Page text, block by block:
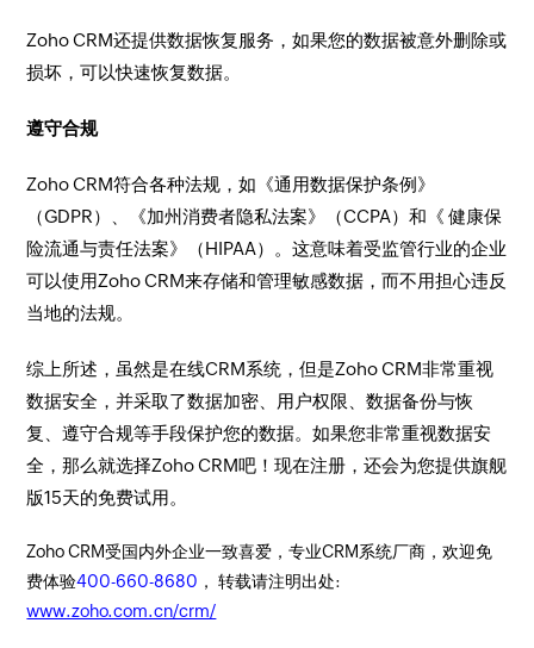
Zoho CRM还提供数据恢复服务，如果您的数据被意外删除或
损坏，可以快速恢复数据。
遵守合规
Zoho CRM符合各种法规，如《通用数据保护条例》
（GDPR）、《加州消费者隐私法案》（CCPA）和《 健康保
险流通与责任法案》（HIPAA）。这意味着受监管行业的企业
可以使用Zoho CRM来存储和管理敏感数据，而不用担心违反
当地的法规。
综上所述，虽然是在线CRM系统，但是Zoho CRM非常重视
数据安全，并采取了数据加密、用户权限、数据备份与恢
复、遵守合规等手段保护您的数据。如果您非常重视数据安
全，那么就选择Zoho CRM吧！现在注册，还会为您提供旗舰
版15天的免费试用。
Zoho CRM受国内外企业一致喜爱，专业CRM系统厂商，欢迎免
费体验400-660-8680 ， 转载请注明出处:
www.zoho.com.cn/crm/